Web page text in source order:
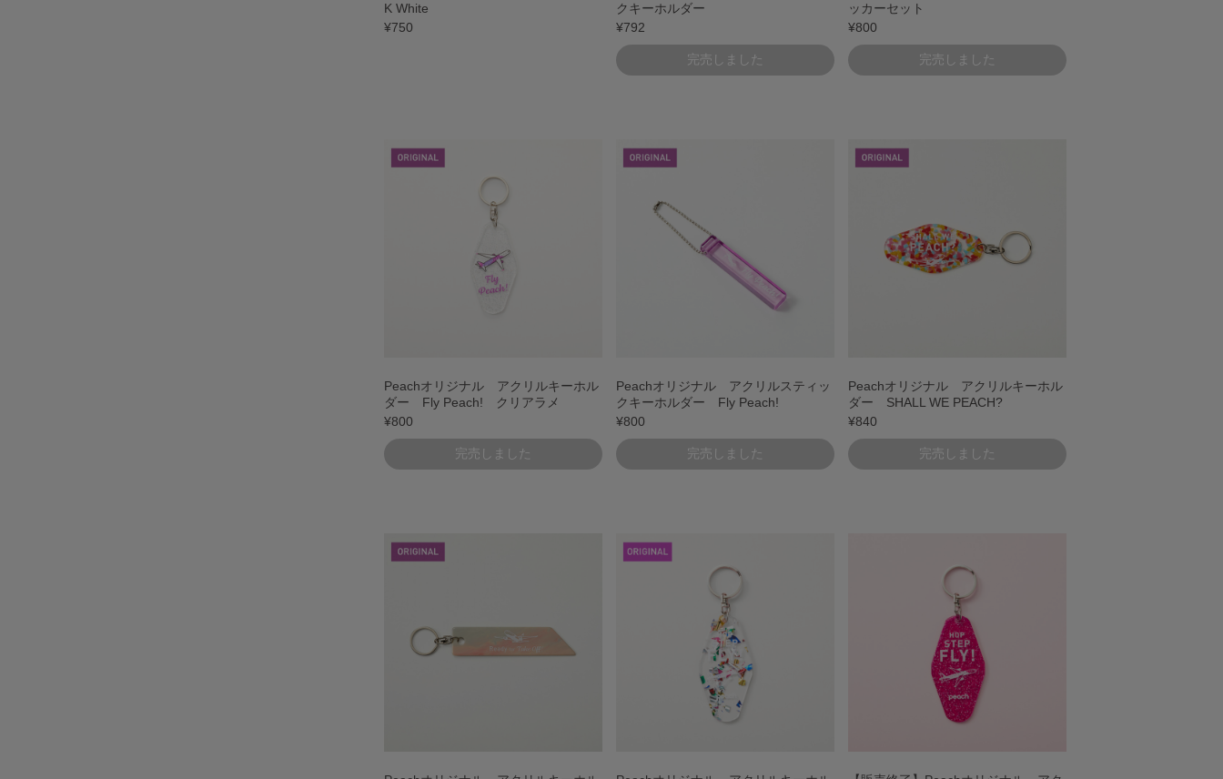
K White
¥750
クキーホルダー
¥792
完売しました
ッカーセット
¥800
完売しました
Peachオリジナル アクリルキーホル
ダー Fly Peach! クリアラメ
¥800
完売しました
Peachオリジナル アクリルスティッ
クキーホルダー Fly Peach!
¥800
完売しました
Peachオリジナル アクリルキーホル
ダー SHALL WE PEACH?
¥840
完売しました